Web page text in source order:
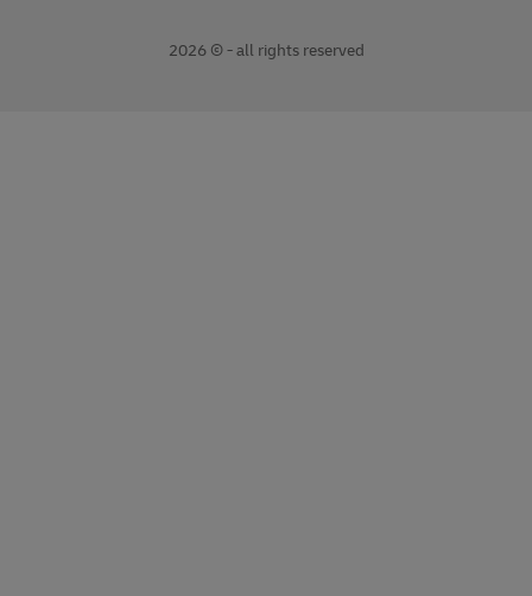
2026 © - all rights reserved